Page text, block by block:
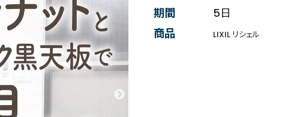
期間
5日
商品
LIXIL リシェル